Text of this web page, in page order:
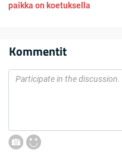
paikka on koetuksella
Kommentit